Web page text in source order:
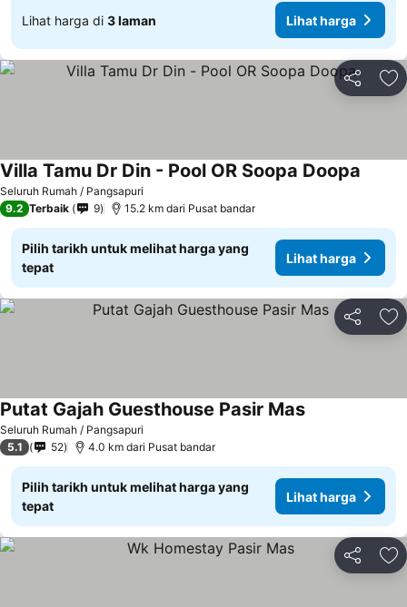
Lihat harga di 3 laman Lihat harga
Kongsi
Seluruh Rumah / Pangsapuri
Villa Tamu Dr Din - Pool OR Soopa Doopa
9.2 Terbaik 9 15.2 km dari Pusat bandar
Pilih tarikh untuk melihat harga yang
tepat
Lihat harga
Kongsi
Seluruh Rumah / Pangsapuri
Putat Gajah Guesthouse Pasir Mas
5.1 52 4.0 km dari Pusat bandar
Pilih tarikh untuk melihat harga yang
tepat
Lihat harga
Kongsi